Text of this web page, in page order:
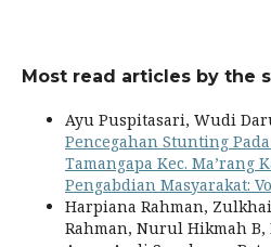
Most read articles by the
Ayu Puspitasari, Wudi
Pencegahan Stunting
Tamangapa Kec. Ma’rang
Pengabdian Masyarakat:
Harpiana Rahman,
Rahman, Nurul Hikmah